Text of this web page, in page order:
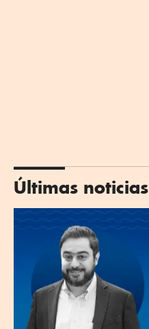
Últimas noticias